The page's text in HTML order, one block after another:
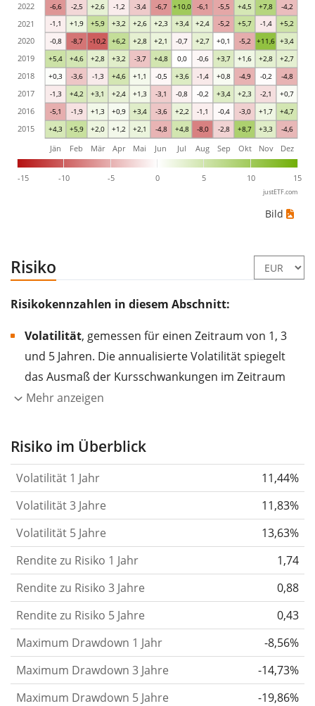
+4,3 +5,9 +2,0 +1,2 +2,1 -4,8 +4,8 -8,0 -2,8 +8,7 +3,3 -4,6
-5,1 -1,9 +1,3 +0,9 +3,4 -3,6 +2,2 -1,1 -0,4 -3,0 +1,7 +4,7
-1,3 +4,2 +3,1 +2,4 +1,3 -3,1 -0,8 -0,2 +3,4 +2,3 -2,1 +0,7
+0,3 -3,6 -1,3 +4,6 +1,1 -0,5 +3,6 -1,4 +0,8 -4,9 -0,2 -4,8
+5,4 +4,6 +2,8 +3,2 -3,7 +4,8 0,0 -0,6 +3,7 +1,6 +2,8 +2,7
-0,8 -8,7 -10,2 +6,2 +2,8 +2,1 -0,7 +2,7 +0,1 -5,2 +11,6 +3,4
-1,1 +1,9 +5,9 +3,2 +2,6 +2,3 +3,4 +2,4 -5,2 +5,7 -1,4 +5,2
-6,6 -2,5 +2,6 -1,2 -3,4 -6,7 +10,0 -6,1 -5,5 +4,5 +7,8 -4,2
-15 -10 -5 0 5 10 15
Jän Feb Mär Apr Mai Jun Jul Aug Sep Okt Nov Dez
2015
2016
2017
2018
2019
2020
2021
2022
justETF.com
Bild
Risiko
Risikokennzahlen in diesem Abschnitt:
Volatilität, gemessen für einen Zeitraum von 1, 3
und 5 Jahren. Die annualisierte Volatilität spiegelt
das Ausmaß der Kursschwankungen im Zeitraum
eines Jahres wider.
Aktie, des ETF, usw.) in der Vergangenheit
gelten im Allgemeinen als risikoreicher. Wir
berechnen die Volatilität auf Basis der Daten der
letzten 1, 3 und 5 Jahre, damit du sehen kannst, ob
die Kursschwankungen im Laufe der Zeit stärker
oder schwächer wurden. Weitere Informationen
findest du in unserem Artikel:
Risikomaß.
Rendite pro Risikofür Zeiträume von 1, 3 und 5
Jahren. Diese Kennzahl ist definiert als die
annualisierte (d. h. auf einen Einjahreszeitraum
umgerechnete) historische Rendite geteilt durch die
Mehr anzeigen
Risiko im Überblick
Volatilität 1 Jahr
11,44%
Volatilität 3 Jahre
11,83%
Volatilität 5 Jahre
13,63%
Rendite zu Risiko 1 Jahr
1,74
Rendite zu Risiko 3 Jahre
0,88
Rendite zu Risiko 5 Jahre
0,43
Maximum Drawdown 1 Jahr
-8,56%
Maximum Drawdown 3 Jahre
-14,73%
Maximum Drawdown 5 Jahre
-19,86%